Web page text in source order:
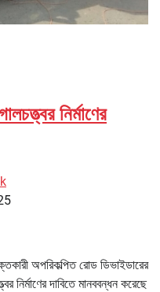
নির্মাণের
অপরিকল্পিত রোড ডিভাইডারের
দাবিতে মানববন্ধন করেছে